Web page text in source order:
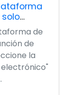
de
de
la